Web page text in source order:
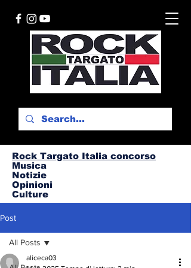
Rock Targato Italia concorso
Musica
Notizie
Opinioni
Culture
Post
All Posts
aliceca03